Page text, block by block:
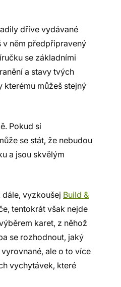
dříve vydávané
v něm předpřipravený
se základními
a stavy tvých
kterému můžeš stejný
Pokud si
se stát, že nebudou
a jsou skvělým
vyzkoušej Build &
tentokrát však nejde
karet, z něhož
se rozhodnout, jaký
ale o to více
vychytávek, které